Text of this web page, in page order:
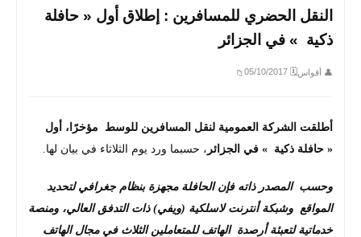
النقل الحضري للمسافرين : إطلاق أول « حافلة
ذكية » في الجزائر
👤 أقواس🗓 05/10/2017
📁
أطلقت الشركة العمومية لنقل المسافرين للوسط مؤخرًا، أول
« حافلة ذكية » في الجزائر ، حسبما ورد يوم الثلاثاء في بيان لها.
وحسب المصدر ذاته فإن الحافلة مجهزة بنظام جغرافي لتحديد
المواقع وشبكة أنترنت لاسلكية (ويفي) ذات التدفق العالي، ومنصة
خدماتية لتعبئة أرصدة الهاتف للمتعاملين الثلاث في مجال الهاتف